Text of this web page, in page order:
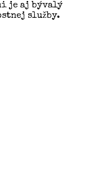
je aj bývalý
služby.